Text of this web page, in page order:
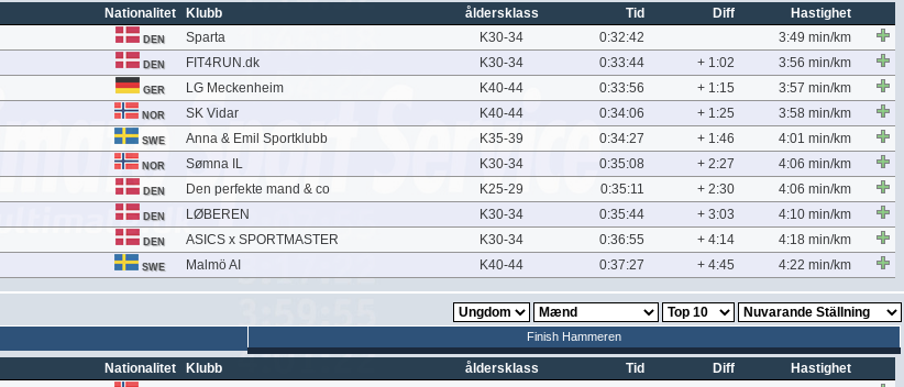
Nationalitet Klubb åldersklass Tid Diff
Hastighet
DEN Sparta K30-34 0:32:42
3:49 min/km
DEN FIT4RUN.dk K30-34 0:33:44 + 1:02
3:56 min/km
GER LG Meckenheim K40-44 0:33:56 + 1:15
3:57 min/km
NOR SK Vidar K40-44 0:34:06 + 1:25
3:58 min/km
SWE Anna & Emil Sportklubb K35-39 0:34:27 + 1:46
4:01 min/km
NOR Sømna IL K30-34 0:35:08 + 2:27
4:06 min/km
DEN Den perfekte mand & co K25-29 0:35:11 + 2:30
4:06 min/km
DEN LØBEREN K30-34 0:35:44 + 3:03
4:10 min/km
DEN ASICS x SPORTMASTER K30-34 0:36:55 + 4:14
4:18 min/km
SWE Malmö AI K40-44 0:37:27 + 4:45 4:22 min/km
Finish Hammeren
Nationalitet Klubb åldersklass Tid Diff
Hastighet